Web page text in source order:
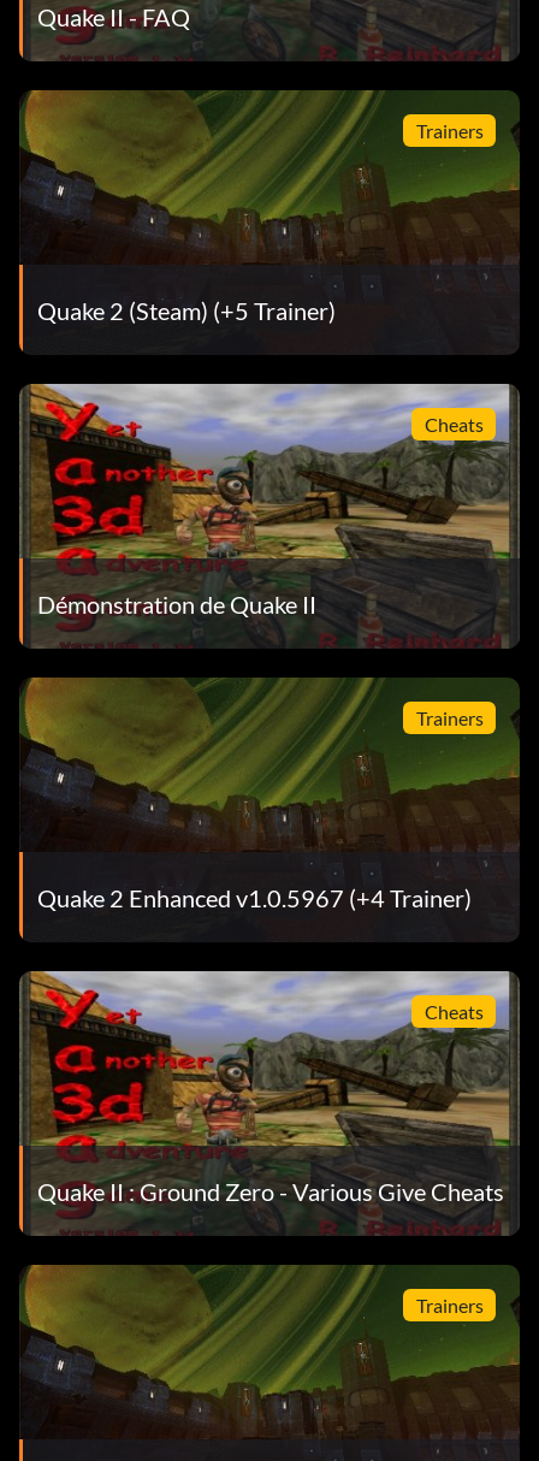
Quake II - FAQ
Trainers
Quake 2 (Steam) (+5 Trainer)
Cheats
Démonstration de Quake II
Trainers
Quake 2 Enhanced v1.0.5967 (+4 Trainer)
Cheats
Quake II : Ground Zero - Various Give Cheats
Trainers